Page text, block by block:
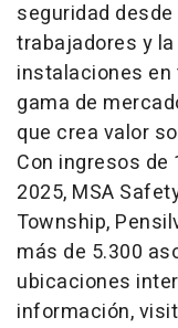
seguridad
trabajadores y
instalaciones en
gama de
que crea valor
Con ingresos de
2025, MSA
Township,
más de 5.300
ubicaciones
información,